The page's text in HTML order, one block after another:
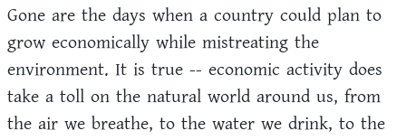
Gone are the days when a country could plan to
grow economically while mistreating the
environment. It is true -- economic activity does
take a toll on the natural world around us, from
the air we breathe, to the water we drink, to the